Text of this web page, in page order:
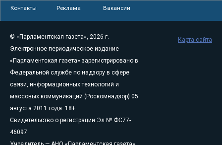
Контакты Реклама Вакансии
© «Парламентская газета», 2026 г.
Электронное периодическое издание
«Парламентская газета» зарегистрировано в
Федеральной службе по надзору в сфере
связи, информационных технологий и
массовых коммуникаций (Роскомнадзор) 05
августа 2011 года. 18+
Свидетельство о регистрации Эл № ФС77-
46097
Карта сайта